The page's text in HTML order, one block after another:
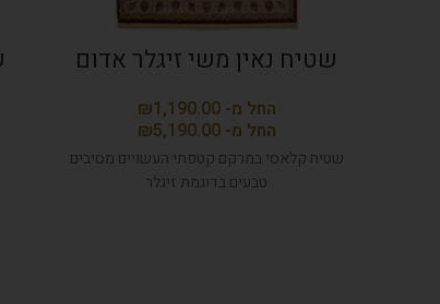
שטיח נאין משי זיגלר אדום
₪
₪
שטיח קלאסי במרקם קטפתי העשויים מסיבים
טבעים בדוגמת זיגלר